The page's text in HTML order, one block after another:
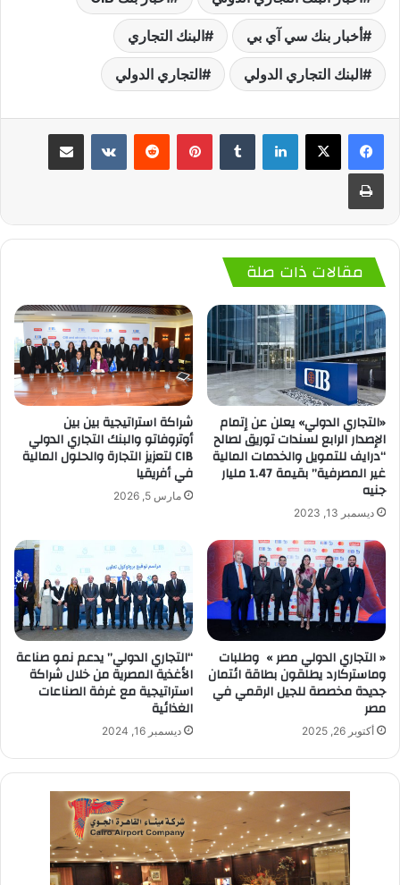
أخبار بنك سي آي بي البنك التجاري
البنك التجاري الدولي التجاري الدولي
لينكدإن بينتيريست
مقالات ذات صلة
«التجاري الدولي» يعلن عن إتمام
الإصدار الرابع لسندات توريق لصالح
“درايف للتمويل والخدمات المالية
غير المصرفية” بقيمة 1.47 مليار
جنيه
ديسمبر 13, 2023
شراكة استراتيجية بين بين
أوتروفاتو والبنك التجاري الدولي
CIB لتعزيز التجارة والحلول المالية
في أفريقيا
مارس 5, 2026
« التجاري الدولي مصر » وطلبات
وماستركارد يطلقون بطاقة ائتمان
جديدة مخصصة للجيل الرقمي في
مصر
أكتوبر 26, 2025
“التجاري الدولي” يدعم نمو صناعة
الأغذية المصرية من خلال شراكة
استراتيجية مع غرفة الصناعات
الغذائية
ديسمبر 16, 2024